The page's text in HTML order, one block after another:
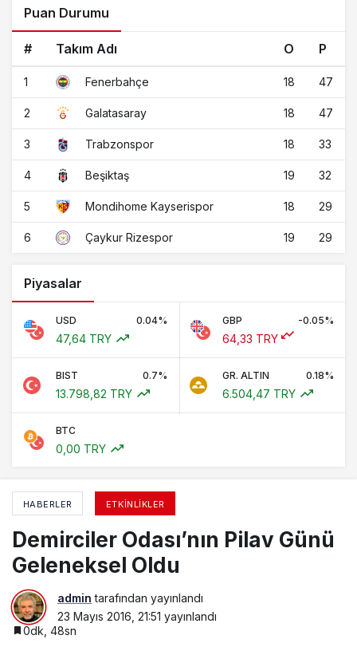
Puan Durumu
# Takım Adı O P
1 Fenerbahçe 18 47
2 Galatasaray 18 47
3 Trabzonspor 18 33
4 Beşiktaş 19 32
5 Mondihome Kayserispor 18 29
6 Çaykur Rizespor 19 29
Piyasalar
USD 0.04%
47,64 TRY
GBP -0.05%
64,33 TRY
BIST 0.7%
13.798,82 TRY
GR. ALTIN 0.18%
6.504,47 TRY
BTC
0,00 TRY
HABERLER ETKINLIKLER
Demirciler Odası’nın Pilav Günü
Geleneksel Oldu
admin tarafından yayınlandı
23 Mayıs 2016, 21:51 yayınlandı
0dk, 48sn